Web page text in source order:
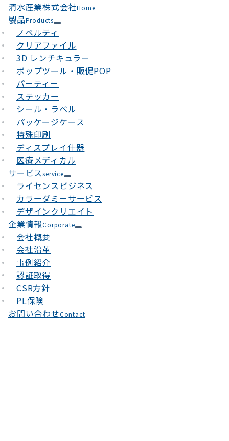
清水産業株式会社Home
製品Products
ノベルティ
クリアファイル
3D レンチキュラー
ポップツール・販促POP
パーティー
ステッカー
シール・ラベル
パッケージケース
特殊印刷
ディスプレイ什器
医療メディカル
サービスservice
ライセンスビジネス
カラーダミーサービス
デザインクリエイト
企業情報Corporate
会社概要
会社沿革
事例紹介
認証取得
CSR方針
PL保険
お問い合わせContact